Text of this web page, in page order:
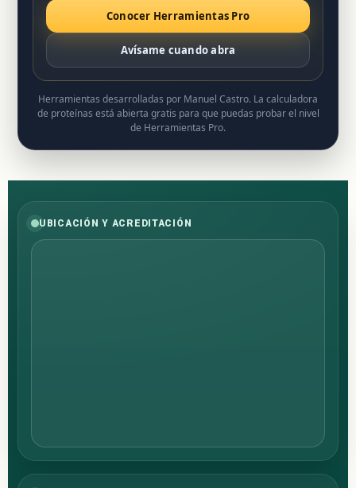
Conocer Herramientas Pro
Avísame cuando abra
Herramientas desarrolladas por Manuel Castro. La calculadora
de proteínas está abierta gratis para que puedas probar el nivel
de Herramientas Pro.
UBICACIÓN Y ACREDITACIÓN